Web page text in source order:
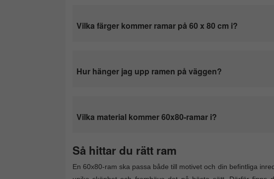
Vilka färger kommer ramar på 60 x 80 cm i?
Hur hänger jag upp ramen på väggen?
Vilka material kommer 60x80-ramar i?
Så hittar du rätt ram
En 60x80-ram ska passa både till motivet och din befintliga